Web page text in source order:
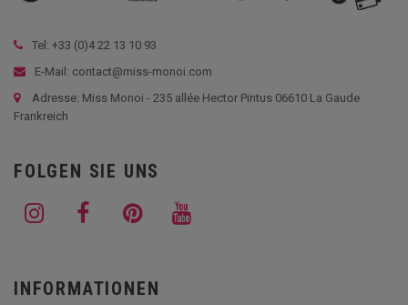
Tel: +33 (0)4 22 13 10 93
E-Mail: contact@miss-monoi.com
Adresse: Miss Monoi - 235 allée Hector Pintus 06610 La Gaude
Frankreich
FOLGEN SIE UNS
INFORMATIONEN